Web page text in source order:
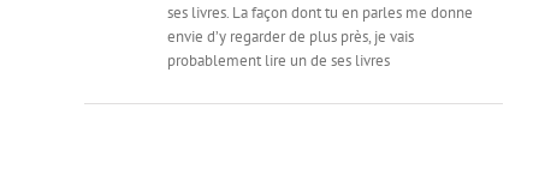
ses livres. La façon dont tu en parles me donne
envie d’y regarder de plus près, je vais
probablement lire un de ses livres